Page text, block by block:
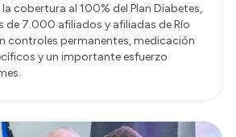
cobertura al 100% del Plan Diabetes,
de 7.000 afiliados y afiliadas de Río
controles permanentes, medicación
y un importante esfuerzo